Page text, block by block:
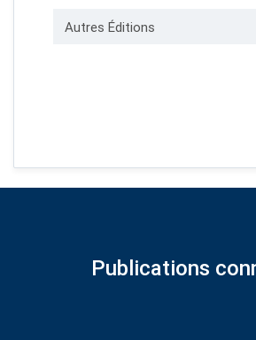
Autres Éditions
Publications